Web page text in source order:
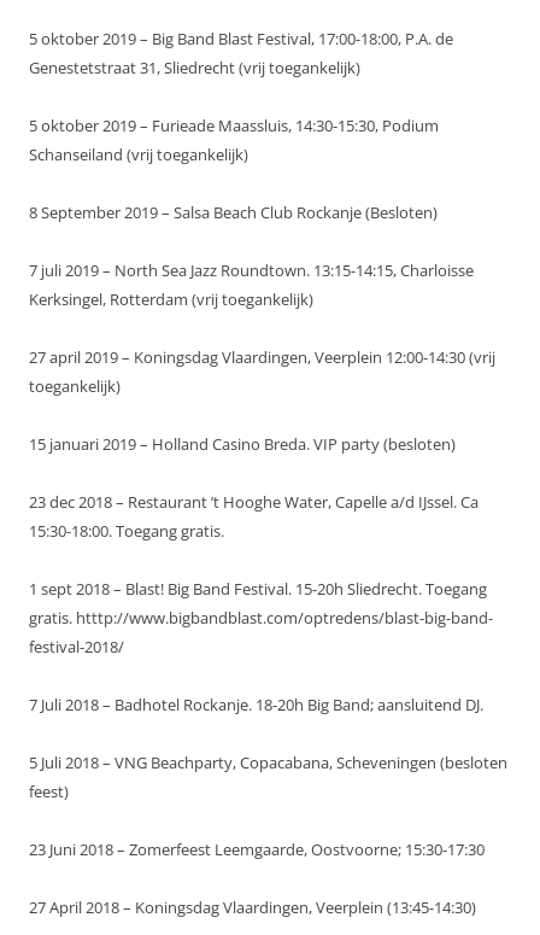
5 oktober 2019 – Big Band Blast Festival, 17:00-18:00, P.A. de
Genestetstraat 31, Sliedrecht (vrij toegankelijk)
5 oktober 2019 – Furieade Maassluis, 14:30-15:30, Podium
Schanseiland (vrij toegankelijk)
8 September 2019 – Salsa Beach Club Rockanje (Besloten)
7 juli 2019 – North Sea Jazz Roundtown. 13:15-14:15, Charloisse
Kerksingel, Rotterdam (vrij toegankelijk)
27 april 2019 – Koningsdag Vlaardingen, Veerplein 12:00-14:30 (vrij
toegankelijk)
15 januari 2019 – Holland Casino Breda. VIP party (besloten)
23 dec 2018 – Restaurant ’t Hooghe Water, Capelle a/d IJssel. Ca
15:30-18:00. Toegang gratis.
1 sept 2018 – Blast! Big Band Festival. 15-20h Sliedrecht. Toegang
gratis. htttp://www.bigbandblast.com/optredens/blast-big-band-
festival-2018/
7 Juli 2018 – Badhotel Rockanje. 18-20h Big Band; aansluitend DJ.
5 Juli 2018 – VNG Beachparty, Copacabana, Scheveningen (besloten
feest)
23 Juni 2018 – Zomerfeest Leemgaarde, Oostvoorne; 15:30-17:30
27 April 2018 – Koningsdag Vlaardingen, Veerplein (13:45-14:30)